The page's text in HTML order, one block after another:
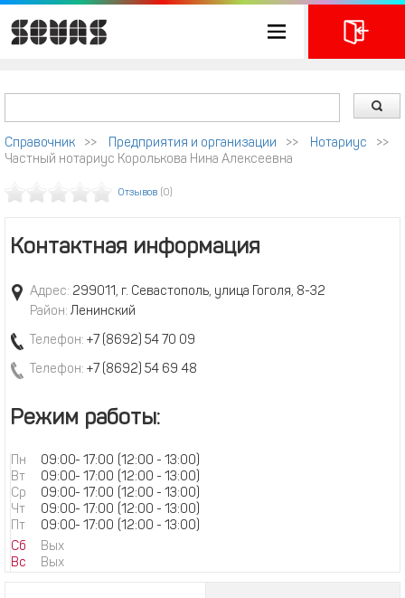
Справочник >> Предприятия и организации >> Нотариус
>>
Частный нотариус Королькова Нина Алексеевна
Отзывов (0)
Контактная информация
Адрес: 299011, г. Севастополь, улица Гоголя, 8-32
Район: Ленинский
Телефон: +7 (8692) 54 70 09
Телефон: +7 (8692) 54 69 48
Режим работы:
Пн 09:00- 17:00 (12:00 - 13:00)
Вт
09:00- 17:00 (12:00 - 13:00)
Ср
09:00- 17:00 (12:00 - 13:00)
Чт
09:00- 17:00 (12:00 - 13:00)
Пт
09:00- 17:00 (12:00 - 13:00)
Сб
Вых
Вс
Вых